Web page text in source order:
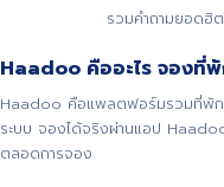
รวมคำถามยอดฮิ
Haadoo คืออะไร จองที่พั
Haadoo คือแพลตฟอร์มรวมที่พัก
ระบบ จองได้จริงผ่านแอป
ตลอดการจอง